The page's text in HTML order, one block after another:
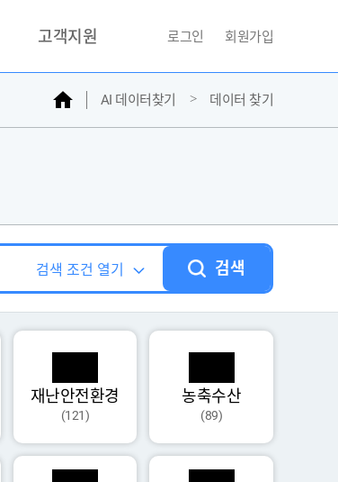
고객지원
문의하기
자주찾는질문
로그인 회원가입
홈 AI 데이터찾기 데이터 찾기
검색 조건 열기 검색
재난안전환경
(121)
농축수산
(89)